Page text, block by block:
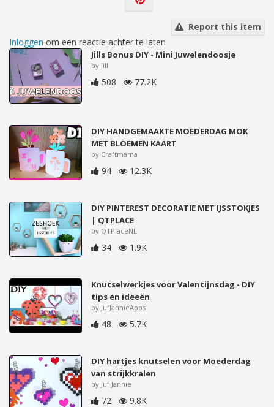
Report this item
Inloggen om een reactie achter te laten
Jills Bonus DIY - Mini Juwelendoosje
by Jill
508 77.2K
DIY HANDGEMAAKTE MOEDERDAG MOK
MET BLOEMEN KAART
by Craftmama
94 12.3K
DIY PINTEREST DECORATIE MET IJSSTOKJES
| QTPLACE
by QTPlaceNL
34 1.9K
Knutselwerkjes voor Valentijnsdag - DIY
tips en ideeën
by JufJannieApps
48 5.7K
DIY hartjes knutselen voor Moederdag
van strijkkralen
by Juf Jannie
72 9.8K